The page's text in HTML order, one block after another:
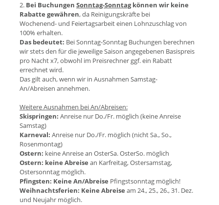
2. Bei Buchungen Sonntag-Sonntagkönnen wir keine
Rabatte gewähren, da Reinigungskräfte bei
Wochenend- und Feiertagsarbeit einen Lohnzuschlag von
100% erhalten.
Das bedeutet: Bei Sonntag-Sonntag Buchungen berechnen
wir stets den für die jeweilige Saison angegebenen Basispreis
pro Nacht x7, obwohl im Preisrechner ggf. ein Rabatt
errechnet wird.
Das gilt auch, wenn wir in Ausnahmen Samstag-
An/Abreisen annehmen.
Weitere Ausnahmen bei An/Abreisen:
Skispringen: Anreise nur Do./Fr. möglich (keine Anreise
Samstag)
Karneval: Anreise nur Do./Fr. möglich (nicht Sa., So.,
Rosenmontag)
Ostern: keine Anreise an OsterSa. OsterSo. möglich
Ostern: keine Abreise an Karfreitag, Ostersamstag,
Ostersonntag möglich.
Pfingsten: Keine An/Abreise Pfingstsonntag möglich!
Weihnachtsferien: Keine Abreise am 24., 25., 26., 31. Dez.
und Neujahr möglich.